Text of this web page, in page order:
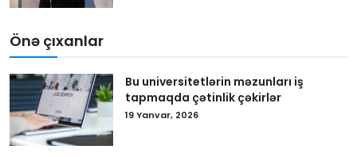
Önə çıxanlar
Bu universitetlərin məzunları iş
tapmaqda çətinlik çəkirlər
19 Yanvar, 2026